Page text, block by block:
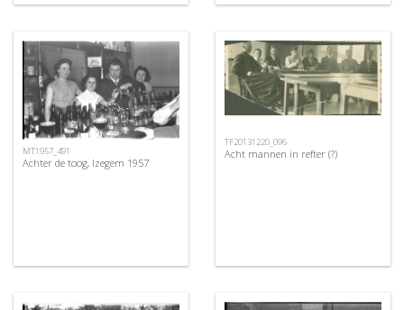
MT1957_491
Achter de toog, Izegem 1957
TF20131220_096
Acht mannen in refter (?)